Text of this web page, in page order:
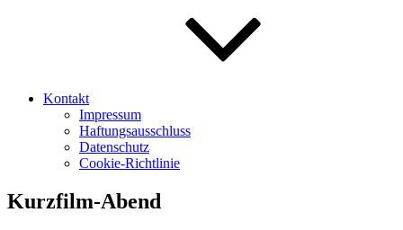
Kontakt
Impressum
Haftungsausschluss
Datenschutz
Cookie-Richtlinie
Kurzfilm-Abend